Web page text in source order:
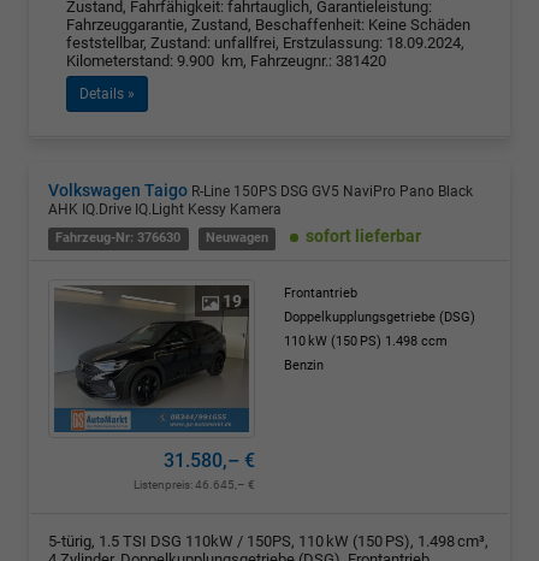
Zustand, Fahrfähigkeit: fahrtauglich, Garantieleistung:
Fahrzeuggarantie, Zustand, Beschaffenheit: Keine Schäden
feststellbar, Zustand: unfallfrei, Erstzulassung: 18.09.2024,
Kilometerstand: 9.900 km, Fahrzeugnr.: 381420
Details »
Volkswagen Taigo R-Line 150PS DSG GV5 NaviPro Pano Black
AHK IQ.Drive IQ.Light Kessy Kamera
Fahrzeug-Nr: 376630 Neuwagen sofort lieferbar
19
Frontantrieb
Doppelkupplungsgetriebe (DSG)
110 kW (150 PS) 1.498 ccm
Benzin
31.580,– €
Listenpreis:46.645,– €
5-türig, 1.5 TSI DSG 110kW / 150PS, 110 kW (150 PS), 1.498 cm³,